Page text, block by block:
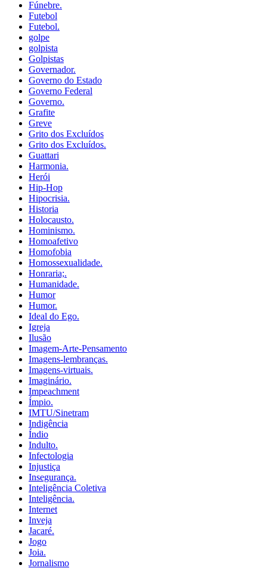
Fúnebre.
Futebol
Futebol.
golpe
golpista
Golpistas
Governador.
Governo do Estado
Governo Federal
Governo.
Grafite
Greve
Grito dos Excluídos
Grito dos Excluídos.
Guattari
Harmonia.
Herói
Hip-Hop
Hipocrisia.
Historia
Holocausto.
Hominismo.
Homoafetivo
Homofobia
Homossexualidade.
Honraria;.
Humanidade.
Humor
Humor.
Ideal do Ego.
Igreja
Ilusão
Imagem-Arte-Pensamento
Imagens-lembranças.
Imagens-virtuais.
Imaginário.
Impeachment
Ímpio.
IMTU/Sinetram
Indigência
Índio
Indulto.
Infectologia
Injustiça
Insegurança.
Inteligência Coletiva
Inteligência.
Internet
Inveja
Jacaré.
Jogo
Joia.
Jornalismo